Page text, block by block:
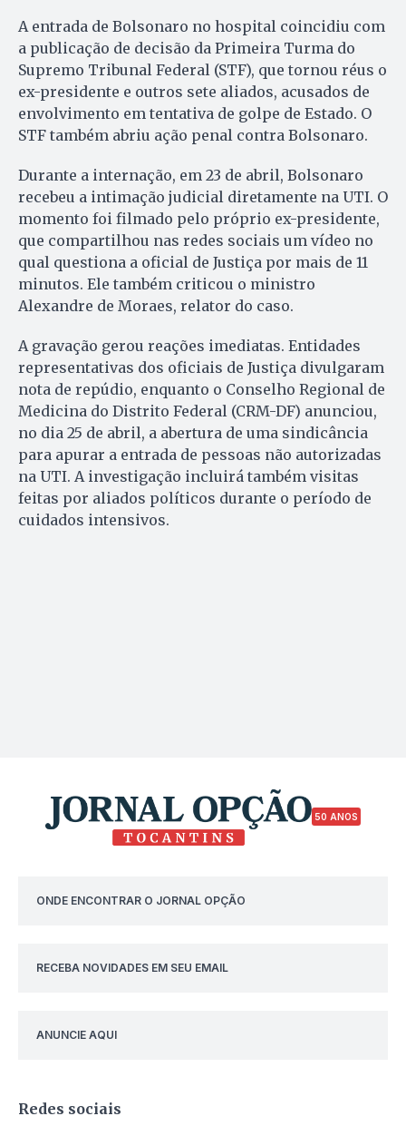
A entrada de Bolsonaro no hospital coincidiu com
a publicação de decisão da Primeira Turma do
Supremo Tribunal Federal (STF), que tornou réus o
ex-presidente e outros sete aliados, acusados de
envolvimento em tentativa de golpe de Estado. O
STF também abriu ação penal contra Bolsonaro.
Durante a internação, em 23 de abril, Bolsonaro
recebeu a intimação judicial diretamente na UTI. O
momento foi filmado pelo próprio ex-presidente,
que compartilhou nas redes sociais um vídeo no
qual questiona a oficial de Justiça por mais de 11
minutos. Ele também criticou o ministro
Alexandre de Moraes, relator do caso.
A gravação gerou reações imediatas. Entidades
representativas dos oficiais de Justiça divulgaram
nota de repúdio, enquanto o Conselho Regional de
Medicina do Distrito Federal (CRM-DF) anunciou,
no dia 25 de abril, a abertura de uma sindicância
para apurar a entrada de pessoas não autorizadas
na UTI. A investigação incluirá também visitas
feitas por aliados políticos durante o período de
cuidados intensivos.
50 ANOS
ONDE ENCONTRAR O JORNAL OPÇÃO
RECEBA NOVIDADES EM SEU EMAIL
ANUNCIE AQUI
Redes sociais